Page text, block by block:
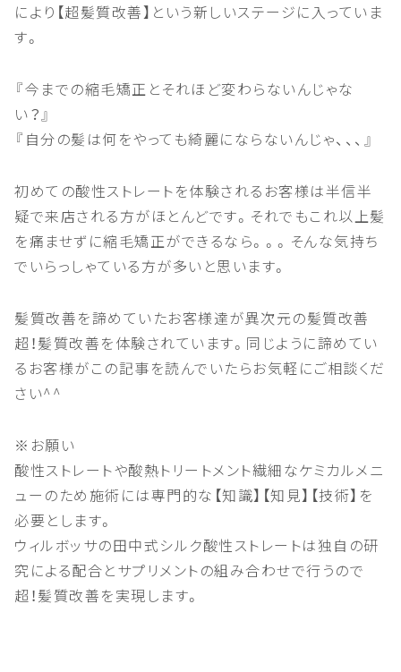
により【超髪質改善】という新しいステージに入っていま
す。
『今までの縮毛矯正とそれほど変わらないんじゃな
い？』
『自分の髪は何をやっても綺麗にならないんじゃ、、、』
初めての酸性ストレートを体験されるお客様は半信半
疑で来店される方がほとんどです。それでもこれ以上髪
を痛ませずに縮毛矯正ができるなら。。。そんな気持ち
でいらっしゃている方が多いと思います。
髪質改善を諦めていたお客様達が異次元の髪質改善
超！髪質改善を体験されています。同じように諦めてい
るお客様がこの記事を読んでいたらお気軽にご相談くだ
さい^^
※お願い
酸性ストレートや酸熱トリートメント繊細なケミカルメニ
ューのため施術には専門的な【知識】【知見】【技術】を
必要とします。
ウィルボッサの田中式シルク酸性ストレートは独自の研
究による配合とサプリメントの組み合わせで行うので
超！髪質改善を実現します。